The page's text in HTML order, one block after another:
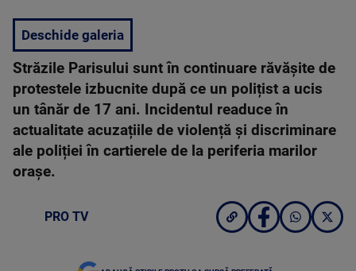
Deschide galeria
Străzile Parisului sunt în continuare răvășite de
protestele izbucnite după ce un polițist a ucis
un tânăr de 17 ani. Incidentul readuce în
actualitate acuzațiile de violență și discriminare
ale poliției în cartierele de la periferia marilor
orașe.
PRO TV